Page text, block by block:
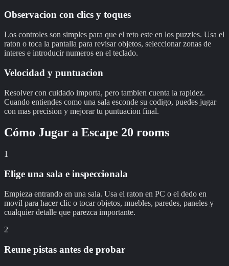
Observacion con clics y toques
Los controles son simples para que el reto este en los puzzles. Usa el
raton o toca la pantalla para revisar objetos, seleccionar zonas de
interes e introducir numeros en el teclado.
Velocidad y puntuacion
Resolver con cuidado importa, pero tambien cuenta la rapidez.
Cuando entiendes como una sala esconde su codigo, puedes jugar
con mas precision y mejorar tu puntuacion final.
Cómo Jugar a Escape 20 rooms
1
Elige una sala e inspeccionala
Empieza entrando en una sala. Usa el raton en PC o el dedo en
movil para hacer clic o tocar objetos, muebles, paredes, paneles y
cualquier detalle que parezca importante.
2
Reune pistas antes de probar